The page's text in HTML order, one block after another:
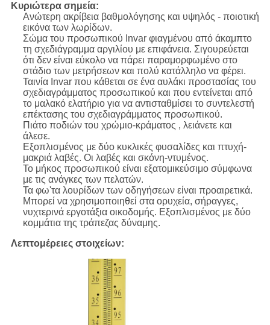
Κυριώτερα σημεία:
Ανώτερη ακρίβεια βαθμολόγησης και υψηλός - ποιοτική
εικόνα των λωρίδων.
Σώμα του προσωπικού Invar φιαγμένου από άκαμπτο
τη σχεδιάγραμμα αργιλίου με επιφάνεια. Σιγουρεύεται
ότι δεν είναι εύκολο να πάρει παραμορφωμένο στο
στάδιο των μετρήσεων και πολύ κατάλληλο να φέρει.
Ταινία Invar που κάθεται σε ένα αυλάκι προστασίας του
σχεδιαγράμματος προσωπικού και που εντείνεται από
το μαλακό ελατήριο για να αντισταθμίσει το συντελεστή
επέκτασης του σχεδιαγράμματος προσωπικού.
Πιάτο ποδιών του χρώμιο-κράματος , λειάνετε και
άλεσε.
Εξοπλισμένος με δύο κυκλικές φυσαλίδες και πτυχή-
μακριά λαβές. Οι λαβές και σκόνη-ντυμένος.
Το μήκος προσωπικού είναι εξατομικεύσιμο σύμφωνα
με τις ανάγκες των πελατών.
Τα φω'τα λουρίδων των οδηγήσεων είναι προαιρετικά.
Μπορεί να χρησιμοποιηθεί στα ορυχεία, σήραγγες,
νυχτερινά εργοτάξια οικοδομής. Εξοπλισμένος με δύο
κομμάτια της τράπεζας δύναμης.
Λεπτομέρειες στοιχείων: